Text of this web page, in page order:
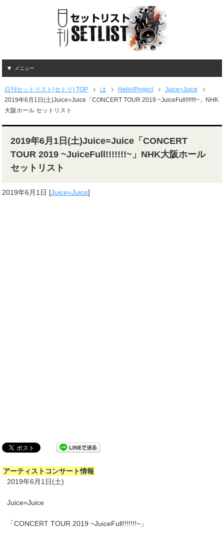
メニュー
日刊セットリスト(セトリ) TOP は Hello!Project
Juice=Juice
2019年6月1日(土)Juice=Juice「CONCERT TOUR 2019 ~JuiceFull!!!!!!!~」NHK
大阪ホール セットリスト
2019年6月1日(土)Juice=Juice「CONCERT
TOUR 2019 ~JuiceFull!!!!!!!~」NHK大阪ホール
セットリスト
2019年6月1日 [Juice=Juice]
アーティストコンサート情報
2019年6月1日(土)
Juice=Juice
「CONCERT TOUR 2019 ~JuiceFull!!!!!!!~」